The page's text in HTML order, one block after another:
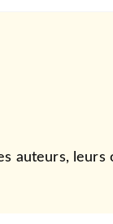
auteurs, leurs